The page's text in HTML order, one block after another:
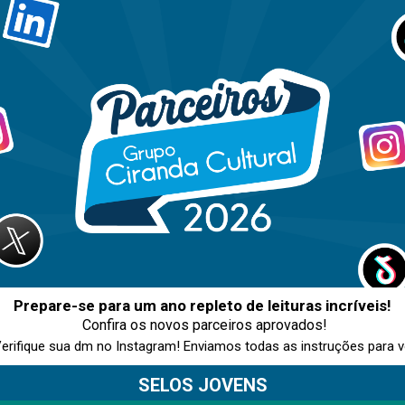
Prepare-se para um ano repleto de leituras incríveis!
Confira os novos parceiros aprovados!
sua dm no Instagram! Enviamos todas as instruções para
SELOS JOVENS